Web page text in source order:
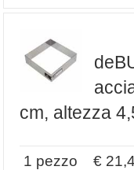
cm, altezza
1 pezzo €